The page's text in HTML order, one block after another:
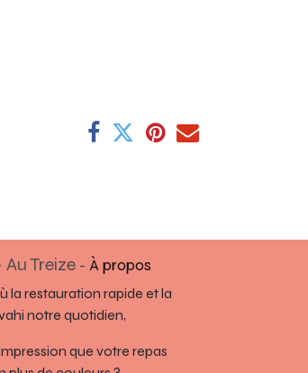
Treize - À propos
la restauration rapide et la
notre quotidien,
que votre repas